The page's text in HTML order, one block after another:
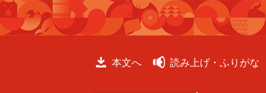
ペ
ー
メ
ニ
本文へ 読み上げ・ふりがな